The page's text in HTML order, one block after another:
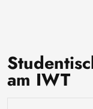
am IWT